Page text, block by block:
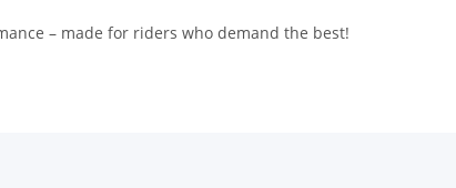
– made for riders who demand the best!